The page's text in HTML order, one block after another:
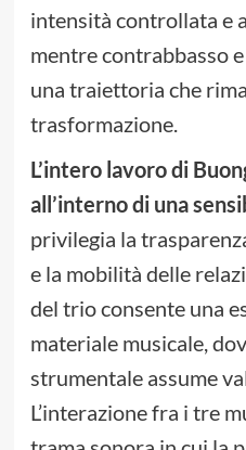
intensità controllata e
mentre contrabbasso
una traiettoria che
trasformazione.
L’intero lavoro di
all’interno di una
privilegia la
e la mobilità delle
del trio consente una
materiale musicale,
strumentale assume
L’interazione fra i tre